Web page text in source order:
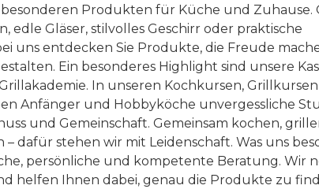
Produkten für Küche und Zuhause.
edle Gläser, stilvolles Geschirr oder praktische
uns entdecken Sie Produkte, die Freude
Ein besonderes Highlight sind unsere
In unseren Kochkursen,
Anfänger und Hobbyköche unvergessliche
und Gemeinschaft. Gemeinsam kochen,
dafür stehen wir mit Leidenschaft. Was uns
persönliche und kompetente Beratung. Wir
helfen Ihnen dabei, genau die Produkte zu